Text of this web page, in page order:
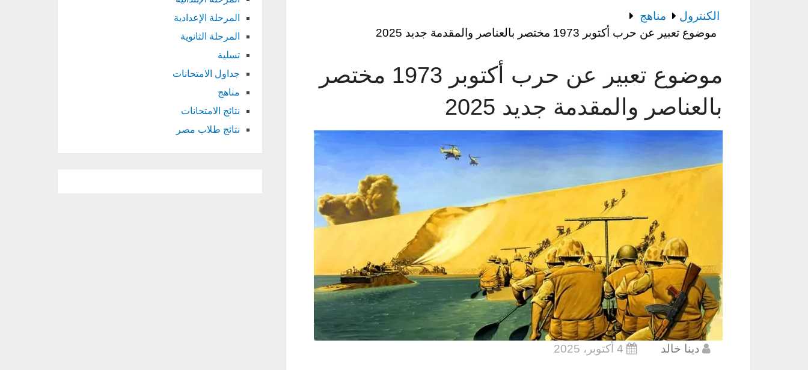
الكنترول
مناهج
موضوع تعبير عن حرب أكتوبر 1973 مختصر بالعناصر والمقدمة جديد 2025
موضوع تعبير عن حرب أكتوبر 1973 مختصر
بالعناصر والمقدمة جديد 2025
دينا خالد 4 أكتوبر، 2025
المرحلة الإعدادية
المرحلة الثانوية
تسلية
جداول الامتحانات
مناهج
نتائج الامتحانات
نتائج طلاب مصر